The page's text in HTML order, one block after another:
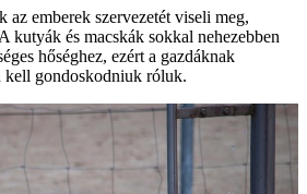
az emberek szervezetét viseli meg,
kutyák és macskák sokkal nehezebben
hőséghez, ezért a gazdáknak
gondoskodniuk róluk.